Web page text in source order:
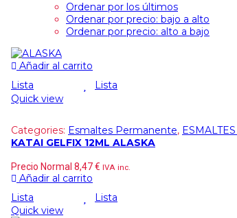
Ordenar por los últimos
Ordenar por precio: bajo a alto
Ordenar por precio: alto a bajo
Añadir al carrito
Lista
Lista
Quick view
Categories: Esmaltes Permanente,
KATAI GELFIX 12ML ALASKA
Precio Normal 8,47€ IVA inc.
Añadir al carrito
Lista
Lista
Quick view